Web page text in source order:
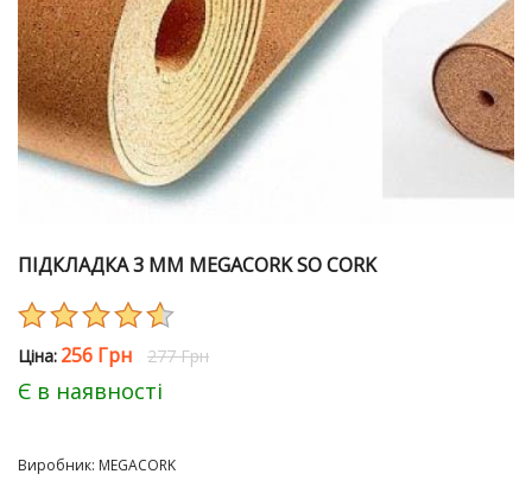
ПІДКЛАДКА 3 ММ MEGACORK SO CORK
Цiна: 256 Грн 277 Грн
Є в наявності
Виробник: MEGACORK